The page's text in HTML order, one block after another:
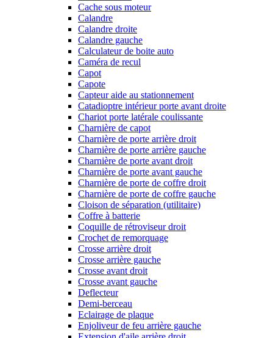
Cache sous moteur
Calandre
Calandre droite
Calandre gauche
Calculateur de boite auto
Caméra de recul
Capot
Capote
Capteur aide au stationnement
Catadioptre intérieur porte avant droite
Chariot porte latérale coulissante
Charnière de capot
Charnière de porte arrière droit
Charnière de porte arrière gauche
Charnière de porte avant droit
Charnière de porte avant gauche
Charnière de porte de coffre droit
Charnière de porte de coffre gauche
Cloison de séparation (utilitaire)
Coffre à batterie
Coquille de rétroviseur droit
Crochet de remorquage
Crosse arrière droit
Crosse arrière gauche
Crosse avant droit
Crosse avant gauche
Deflecteur
Demi-berceau
Eclairage de plaque
Enjoliveur de feu arrière gauche